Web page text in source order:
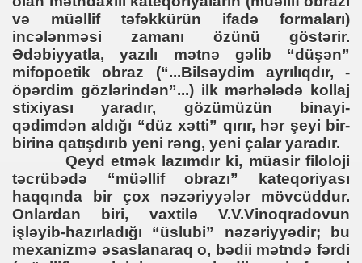
və müəllif təfəkkürün ifadə formaları)
incələnməsi zamanı özünü göstərir.
Ədəbiyyatla, yazılı mətnə gəlib “düşən”
mifopoetik obraz (“...Bilsəydim ayrılıqdır, -
öpərdim gözlərindən”...) ilk mərhələdə kollaj
stixiyası yaradır, gözümüzün binayi-
qədimdən aldığı “düz xətti” qırır, hər şeyi bir-
birinə qatışdırıb yeni rəng, yeni çalar yaradır.
Qeyd etmək lazımdır ki, müasir filoloji
təcrübədə “müəllif obrazı” kateqoriyası
haqqında bir çox nəzəriyyələr mövcüddur.
Onlardan biri, vaxtilə V.V.Vinoqradovun
işləyib-hazırladığı “üslubi” nəzəriyyədir; bu
mexanizmə əsaslanaraq o, bədii mətndə fərdi
in der russischen Literatur“